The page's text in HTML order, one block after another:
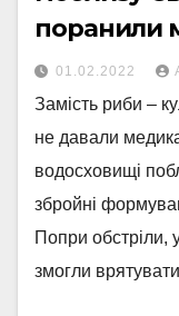
поранили
01.02.2022
Замість риби –
не давали
водосховищі
збройні
Попри обстріли,
змогли